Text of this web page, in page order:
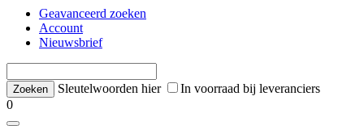
Geavanceerd zoeken
Account
Nieuwsbrief
Sleutelwoorden hier
In voorraad bij leveranciers
0